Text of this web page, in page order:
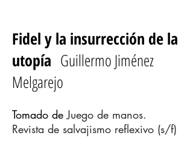
Fidel y la insurrección de la
utopía Guillermo Jiménez
Melgarejo
Tomado deJuego de manos.
Revista de salvajismo reflexivo (s/f)